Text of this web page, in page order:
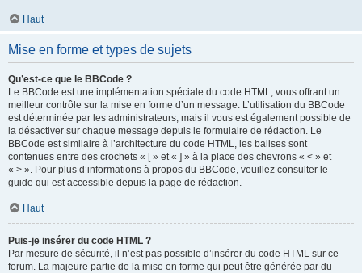
Haut
Mise en forme et types de sujets
Qu’est-ce que le BBCode ?
Le BBCode est une implémentation spéciale du code HTML, vous offrant un
meilleur contrôle sur la mise en forme d’un message. L’utilisation du BBCode
est déterminée par les administrateurs, mais il vous est également possible de
la désactiver sur chaque message depuis le formulaire de rédaction. Le
BBCode est similaire à l’architecture du code HTML, les balises sont
contenues entre des crochets « [ » et « ] » à la place des chevrons « < » et
« > ». Pour plus d’informations à propos du BBCode, veuillez consulter le
guide qui est accessible depuis la page de rédaction.
Haut
Puis-je insérer du code HTML ?
Par mesure de sécurité, il n’est pas possible d’insérer du code HTML sur ce
forum. La majeure partie de la mise en forme qui peut être générée par du